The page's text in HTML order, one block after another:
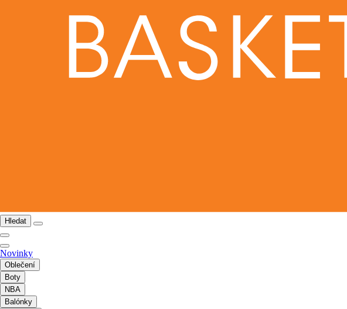
Hledat
Novinky
Oblečení
Boty
NBA
Balónky